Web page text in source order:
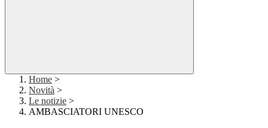
Home >
Novità >
Le notizie >
AMBASCIATORI UNESCO